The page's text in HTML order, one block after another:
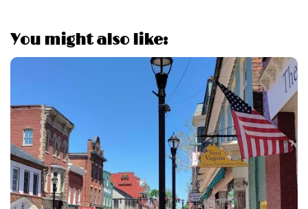
You might also like: